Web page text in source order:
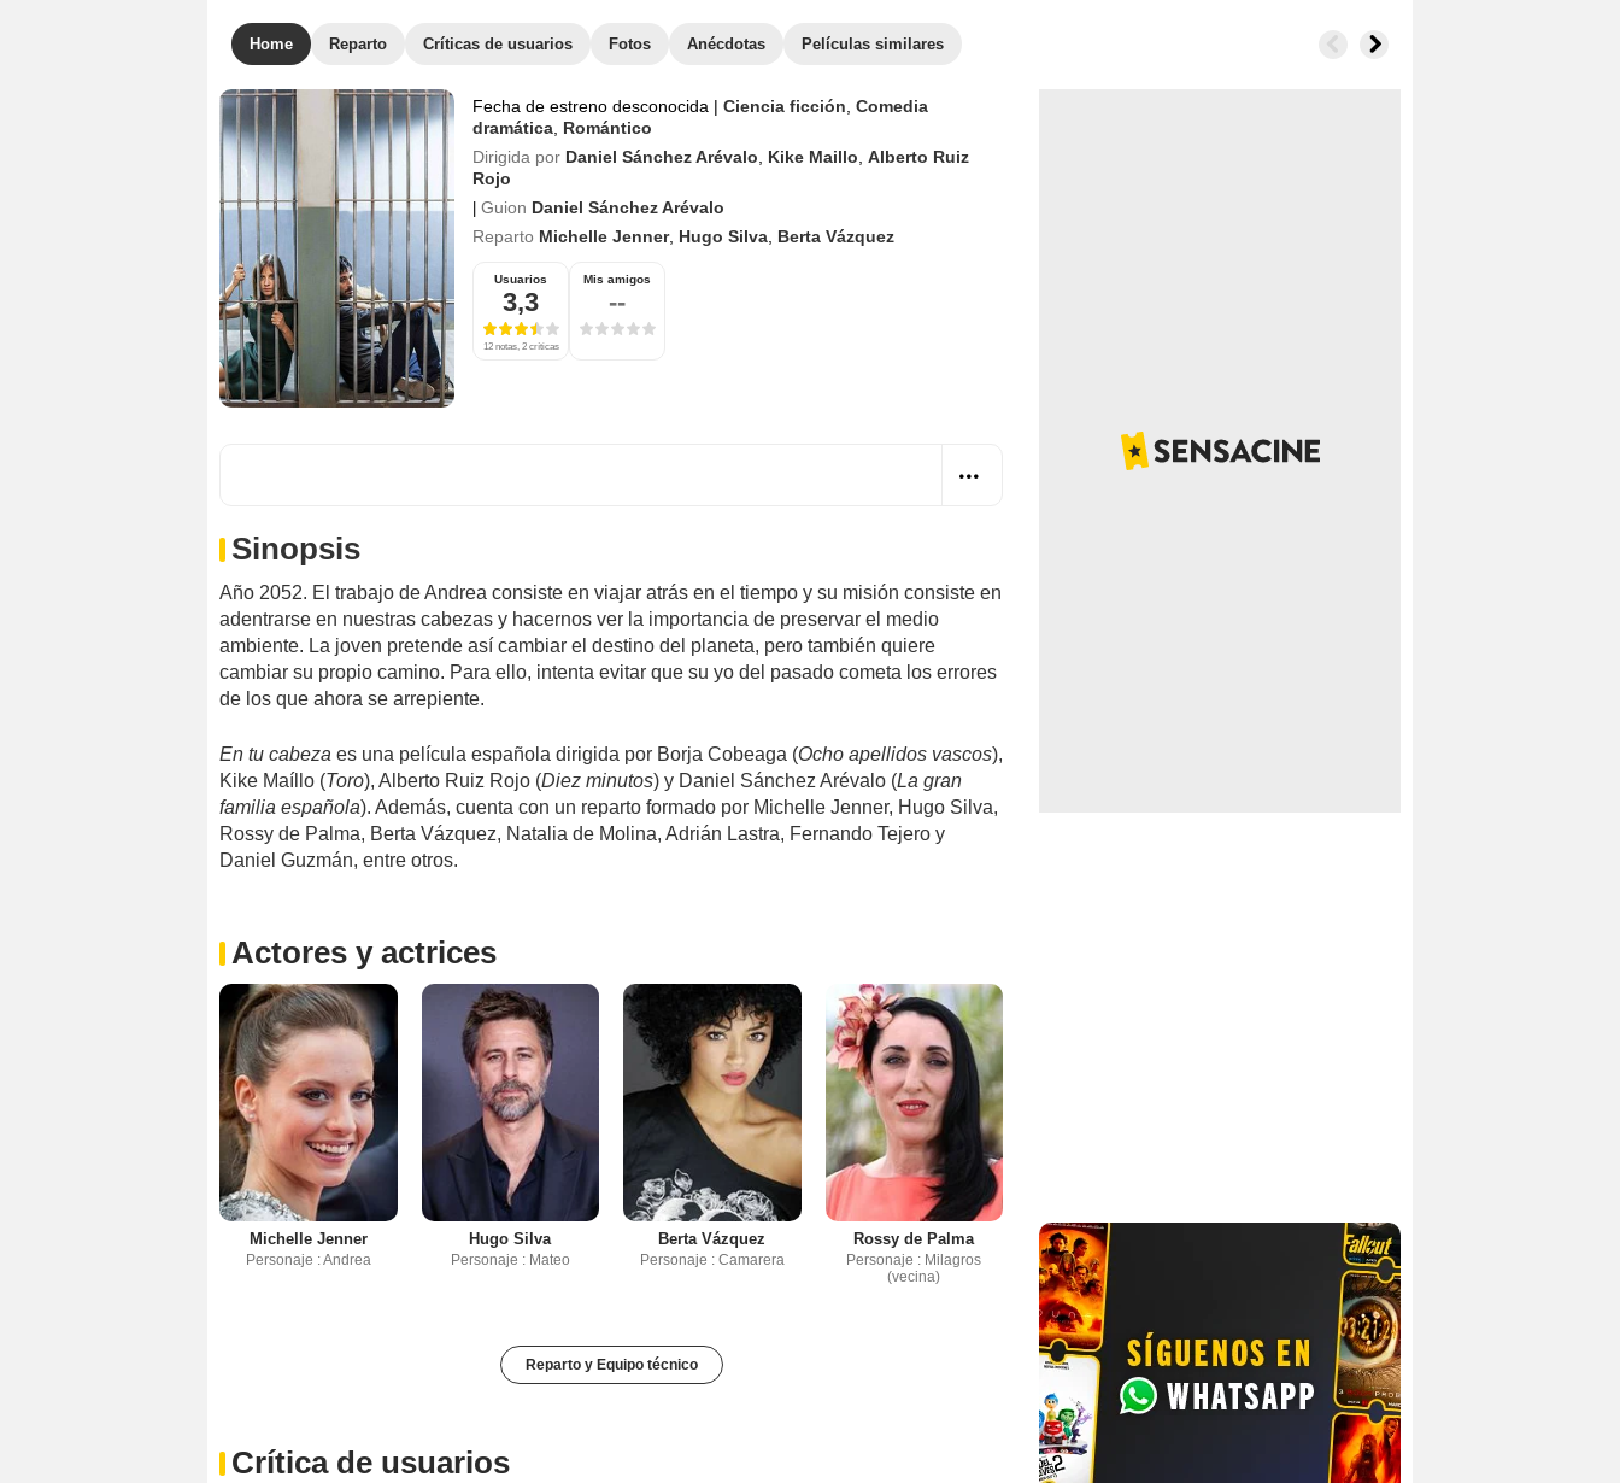
Home Reparto Críticas de usuarios Fotos Anécdotas Películas similares
Fecha de estreno desconocida | Ciencia ficción Comedia
dramática Romántico
Dirigida por Daniel Sánchez Arévalo Kike Maillo Alberto Ruiz
Rojo
Guion Daniel Sánchez Arévalo
Reparto Michelle Jenner, Hugo Silva Berta Vázquez
Usuarios
3,3
12 notas, 2 críticas
Mis amigos
--
Sinopsis
Año 2052. El trabajo de Andrea consiste en viajar atrás en el tiempo y su misión consiste en
adentrarse en nuestras cabezas y hacernos ver la importancia de preservar el medio
ambiente. La joven pretende así cambiar el destino del planeta, pero también quiere
cambiar su propio camino. Para ello, intenta evitar que su yo del pasado cometa los errores
de los que ahora se arrepiente.
En tu cabeza es una película española dirigida por Borja Cobeaga (Ocho apellidos vascos),
Kike Maíllo (Toro), Alberto Ruiz Rojo (Diez minutos) y Daniel Sánchez Arévalo (La gran
familia española). Además, cuenta con un reparto formado por Michelle Jenner, Hugo Silva,
Rossy de Palma, Berta Vázquez, Natalia de Molina, Adrián Lastra, Fernando Tejero y
Daniel Guzmán, entre otros.
Actores y actrices
Michelle Jenner
Personaje : Andrea
Hugo Silva
Personaje : Mateo
Berta Vázquez
Personaje : Camarera
Rossy de Palma
Personaje : Milagros
(vecina)
Reparto y Equipo técnico
Crítica de usuarios